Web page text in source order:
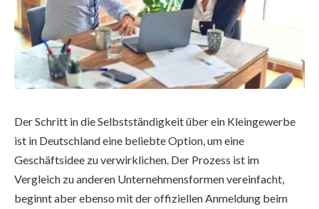
Der Schritt in die Selbstständigkeit über ein Kleingewerbe
ist in Deutschland eine beliebte Option, um eine
Geschäftsidee zu verwirklichen. Der Prozess ist im
Vergleich zu anderen Unternehmensformen vereinfacht,
beginnt aber ebenso mit der offiziellen Anmeldung beim